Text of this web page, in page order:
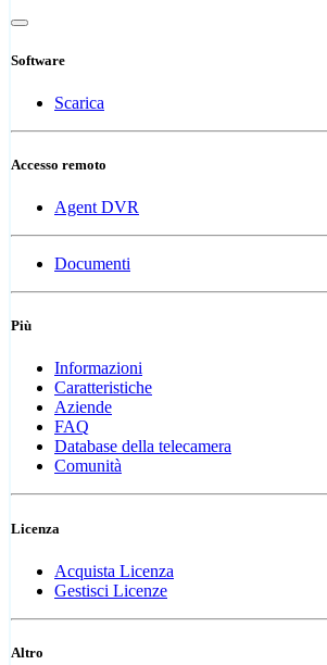
Software
Scarica
Accesso remoto
Agent DVR
Documenti
Più
Informazioni
Caratteristiche
Aziende
FAQ
Database della telecamera
Comunità
Licenza
Acquista Licenza
Gestisci Licenze
Altro